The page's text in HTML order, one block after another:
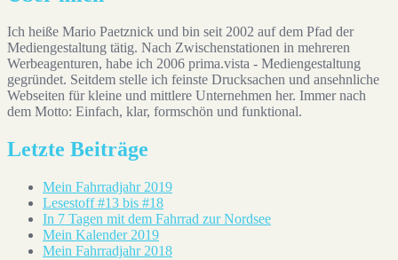
Ich heiße Mario Paetznick und bin seit 2002 auf dem Pfad der
Mediengestaltung tätig. Nach Zwischenstationen in mehreren
Werbeagenturen, habe ich 2006 prima.vista - Mediengestaltung
gegründet. Seitdem stelle ich feinste Drucksachen und ansehnliche
Webseiten für kleine und mittlere Unternehmen her. Immer nach
dem Motto: Einfach, klar, formschön und funktional.
Letzte Beiträge
Mein Fahrradjahr 2019
Lesestoff #13 bis #18
In 7 Tagen mit dem Fahrrad zur Nordsee
Mein Kalender 2019
Mein Fahrradjahr 2018